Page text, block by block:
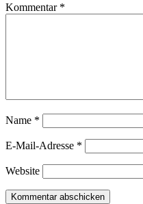
Kommentar *
Name *
E-Mail-Adresse *
Website